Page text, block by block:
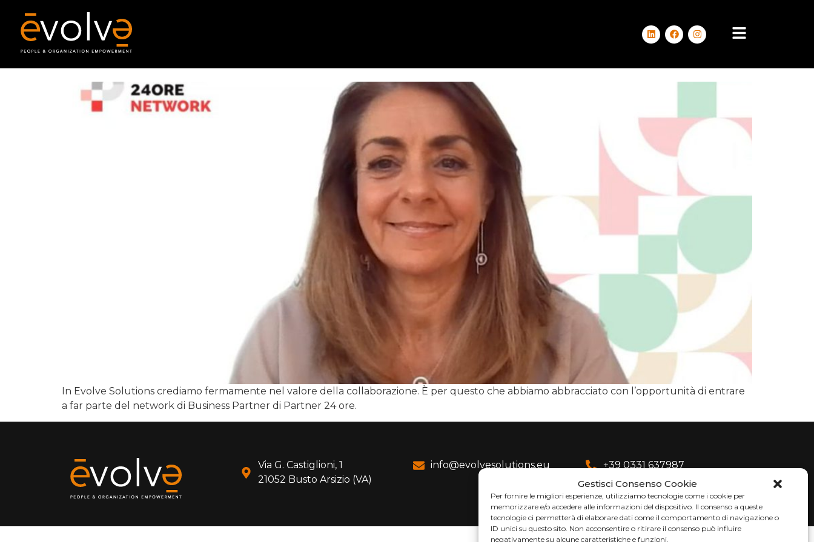
Gestisci Consenso Cookie
Per fornire le migliori esperienze, utilizziamo tecnologie come i cookie per
memorizzare e/o accedere alle informazioni del dispositivo. Il consenso a queste
tecnologie ci permetterà di elaborare dati come il comportamento di navigazione o
ID unici su questo sito. Non acconsentire o ritirare il consenso può influire
negativamente su alcune caratteristiche e funzioni.
Evolve Solutions è ora Business Partner di PARTNER 24 ORE!
In Evolve Solutions crediamo fermamente nel valore della collaborazione. È per questo che abbiamo abbracciato con l’opportunità di entrare
a far parte del network di Business Partner di Partner 24 ore.
Via G. Castiglioni, 1
21052 Busto Arsizio (VA)
info@evolvesolutions.eu +39 0331 637987